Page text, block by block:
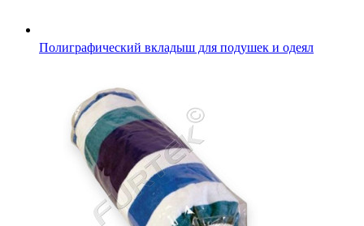
Упаковка для текстиля "Тубус" 500 мм